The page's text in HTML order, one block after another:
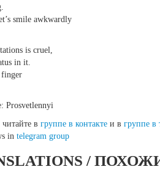
smile awkwardly
is cruel,
in it.
finger
Prosvetlennyi
в группе в контакте и в группе в
in telegram group
/